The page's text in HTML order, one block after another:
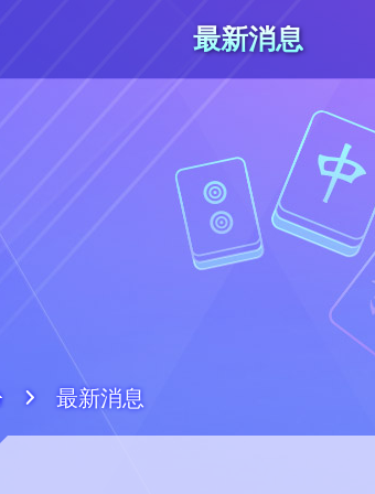
最新消息
最新消息